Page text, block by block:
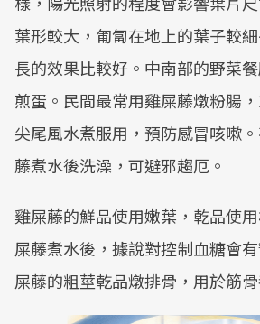
葉形較大，匍匐在地上的葉子較
長的效果比較好。中南部的野菜
煎蛋。民間最常用雞屎藤燉粉腸
尖尾風水煮服用，預防感冒咳嗽
藤煮水後洗澡，可避邪趨厄。
雞屎藤的鮮品使用嫩葉，乾品使
屎藤煮水後，據說對控制血糖會
屎藤的粗莖乾品燉排骨，用於筋